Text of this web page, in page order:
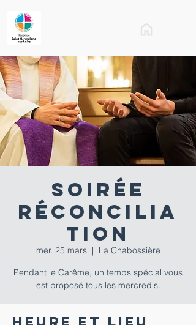
Soirée
Réconcilia
tion
mer. 25 mars
  |
La Chabossière
Pendant le Carême, un temps spécial vous
est proposé tous les mercredis.